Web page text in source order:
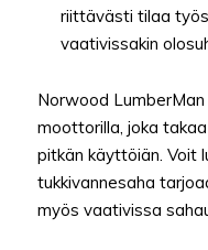
riittävästi tilaa
vaativissakin
Norwood
moottorilla, joka
pitkän käyttöiän. Voit
tukkivannesaha
myös vaativissa